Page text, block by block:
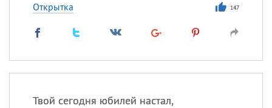
Открытка 147
Твой сегодня юбилей настал,